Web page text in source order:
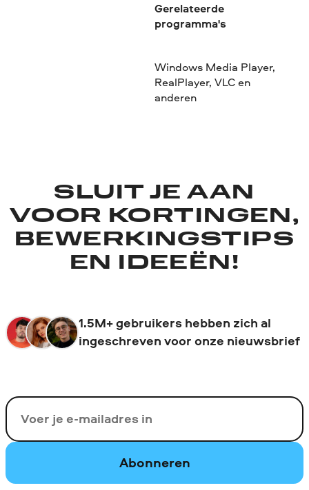
Gerelateerde
programma's
Windows Media Player,
RealPlayer, VLC en
anderen
SLUIT JE AAN
VOOR KORTINGEN,
BEWERKINGSTIPS
EN IDEEËN!
1.5M+ gebruikers hebben zich al
ingeschreven voor onze nieuwsbrief
Uw e-mail
Abonneren